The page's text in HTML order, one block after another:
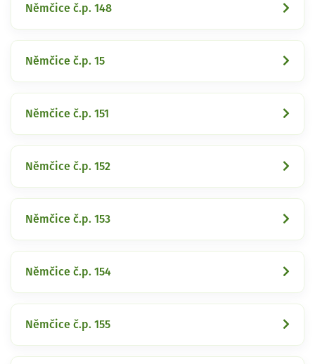
Němčice č.p. 148
Němčice č.p. 15
Němčice č.p. 151
Němčice č.p. 152
Němčice č.p. 153
Němčice č.p. 154
Němčice č.p. 155